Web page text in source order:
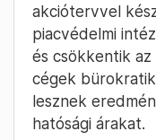
akciótervvel
piacvédelmi
és csökkentik
cégek
lesznek
hatósági árakat.